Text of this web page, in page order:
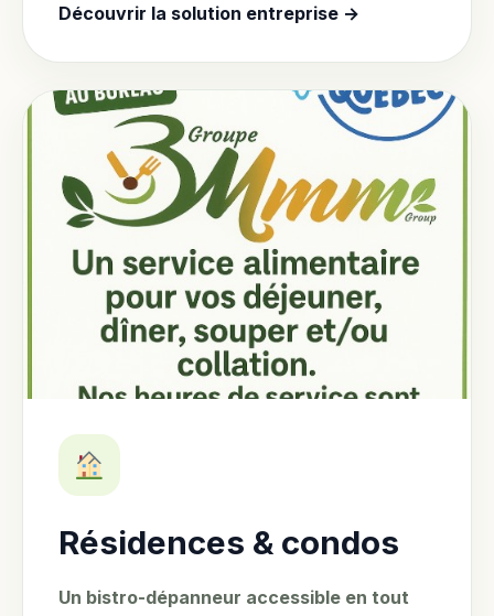
Découvrir la solution entreprise →
Résidences & condos
Un bistro-dépanneur accessible en tout